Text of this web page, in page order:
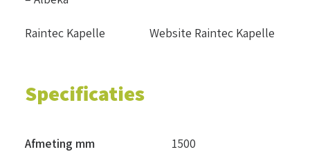
Raintec Kapelle Website Raintec Kapelle
Specificaties
Afmeting mm 1500